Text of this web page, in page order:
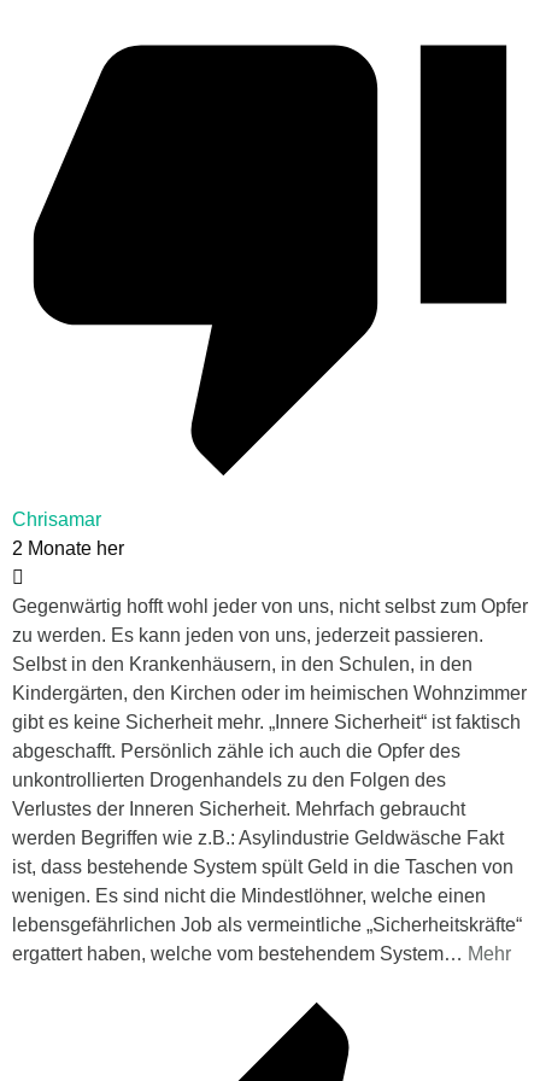
Chrisamar
2 Monate her
Gegenwärtig hofft wohl jeder von uns, nicht selbst zum Opfer
zu werden. Es kann jeden von uns, jederzeit passieren.
Selbst in den Krankenhäusern, in den Schulen, in den
Kindergärten, den Kirchen oder im heimischen Wohnzimmer
gibt es keine Sicherheit mehr. „Innere Sicherheit“ ist faktisch
abgeschafft. Persönlich zähle ich auch die Opfer des
unkontrollierten Drogenhandels zu den Folgen des
Verlustes der Inneren Sicherheit. Mehrfach gebraucht
werden Begriffen wie z.B.: Asylindustrie Geldwäsche Fakt
ist, dass bestehende System spült Geld in die Taschen von
wenigen. Es sind nicht die Mindestlöhner, welche einen
lebensgefährlichen Job als vermeintliche „Sicherheitskräfte“
ergattert haben, welche vom bestehendem System… Mehr